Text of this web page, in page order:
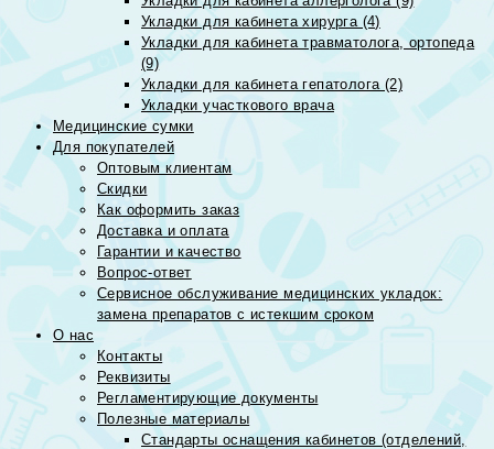
Укладки для кабинета хирурга (4)
Укладки для кабинета травматолога, ортопеда
(9)
Укладки для кабинета гепатолога (2)
Укладки участкового врача
Медицинские сумки
Для покупателей
Оптовым клиентам
Скидки
Как оформить заказ
Доставка и оплата
Гарантии и качество
Вопрос-ответ
Сервисное обслуживание медицинских укладок:
замена препаратов с истекшим сроком
О нас
Контакты
Реквизиты
Регламентирующие документы
Полезные материалы
Стандарты оснащения кабинетов (отделений,